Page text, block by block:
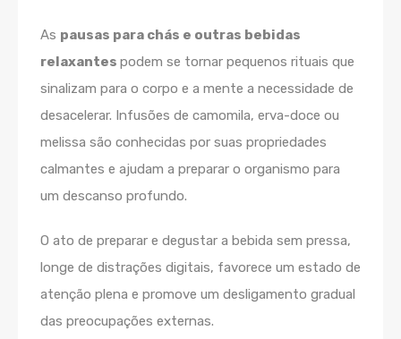
As pausas para chás e outras bebidas
relaxantes podem se tornar pequenos rituais que
sinalizam para o corpo e a mente a necessidade de
desacelerar. Infusões de camomila, erva-doce ou
melissa são conhecidas por suas propriedades
calmantes e ajudam a preparar o organismo para
um descanso profundo.
O ato de preparar e degustar a bebida sem pressa,
longe de distrações digitais, favorece um estado de
atenção plena e promove um desligamento gradual
das preocupações externas.